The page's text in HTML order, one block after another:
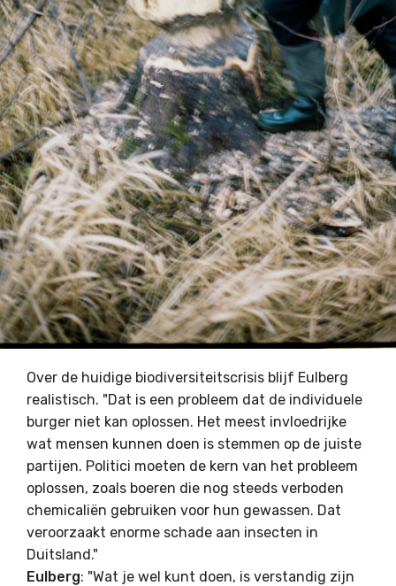
Over de huidige biodiversiteitscrisis blijf Eulberg
realistisch. "Dat is een probleem dat de individuele
burger niet kan oplossen. Het meest invloedrijke
wat mensen kunnen doen is stemmen op de juiste
partijen. Politici moeten de kern van het probleem
oplossen, zoals boeren die nog steeds verboden
chemicaliën gebruiken voor hun gewassen. Dat
veroorzaakt enorme schade aan insecten in
Duitsland."
Eulberg: "Wat je wel kunt doen, is verstandig zijn